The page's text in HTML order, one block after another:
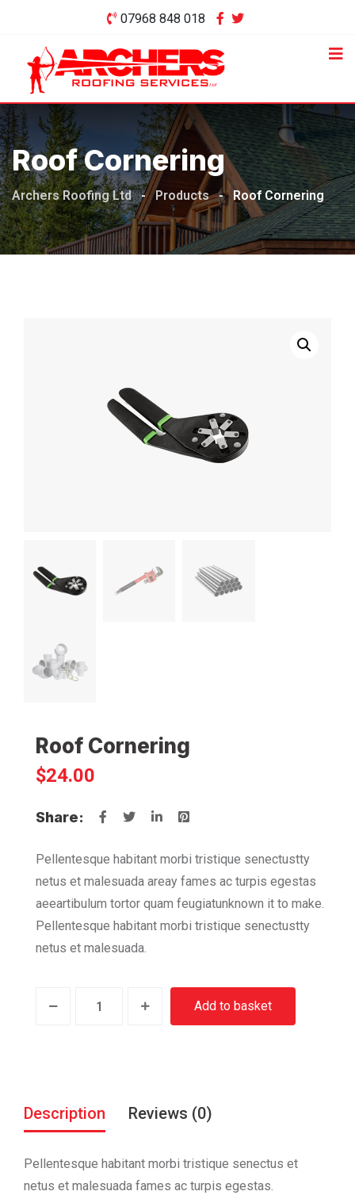
content
07968 848 018
Roof Cornering
Archers Roofing Ltd - Products - Roof Cornering
Roof Cornering
$24.00
Share:
Pellentesque habitant morbi tristique senectustty
netus et malesuada areay fames ac turpis egestas
aeeartibulum tortor quam feugiatunknown it to make.
Pellentesque habitant morbi tristique senectustty
netus et malesuada.
Add to basket
Description Reviews (0)
Pellentesque habitant morbi tristique senectus et
netus et malesuada fames ac turpis egestas.